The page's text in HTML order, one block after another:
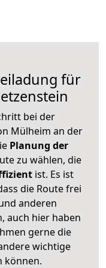
für
bei der
Mülheim an der
Planung der
zu wählen, die
ist. Es ist
die Route frei
anderen
auch hier haben
gerne die
wichtige
können.